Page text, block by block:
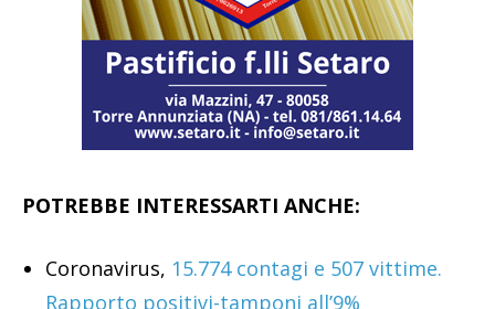
POTREBBE INTERESSARTI ANCHE:
Coronavirus, 15.774 contagi e 507 vittime.
Rapporto positivi-tamponi all’9%